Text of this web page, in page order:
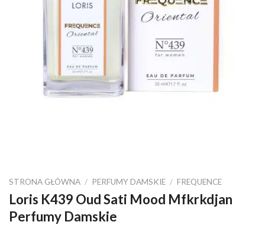
STRONA GŁÓWNA / PERFUMY DAMSKIE / FREQUENCE
Loris K439 Oud Sati Mood Mfkrkdjan
Perfumy Damskie